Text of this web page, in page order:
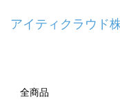
アイティクラウド
全商品